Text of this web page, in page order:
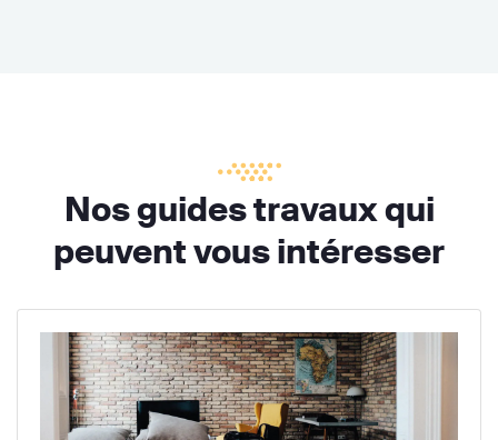
Nos guides travaux qui
peuvent vous intéresser